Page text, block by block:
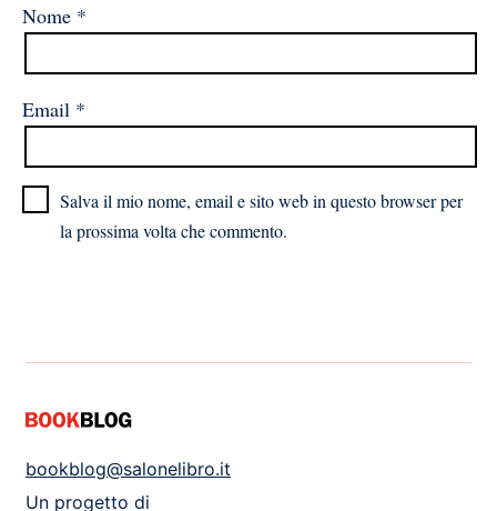
Nome *
Email *
Salva il mio nome, email e sito web in questo browser per
la prossima volta che commento.
bookblog@salonelibro.it
Un progetto di